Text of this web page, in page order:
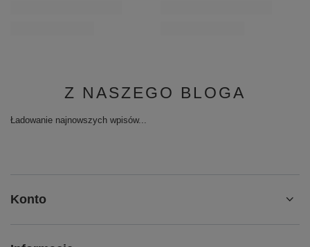
Z NASZEGO BLOGA
Ładowanie najnowszych wpisów...
Konto